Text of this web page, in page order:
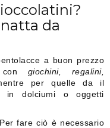
da
a buon prezzo
con giochini, regalini,
per quelle da il
in dolciumi o oggetti
Per fare ciò è necessario